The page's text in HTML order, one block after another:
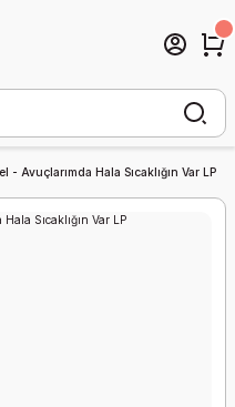
- Avuçlarımda Hala Sıcaklığın Var LP